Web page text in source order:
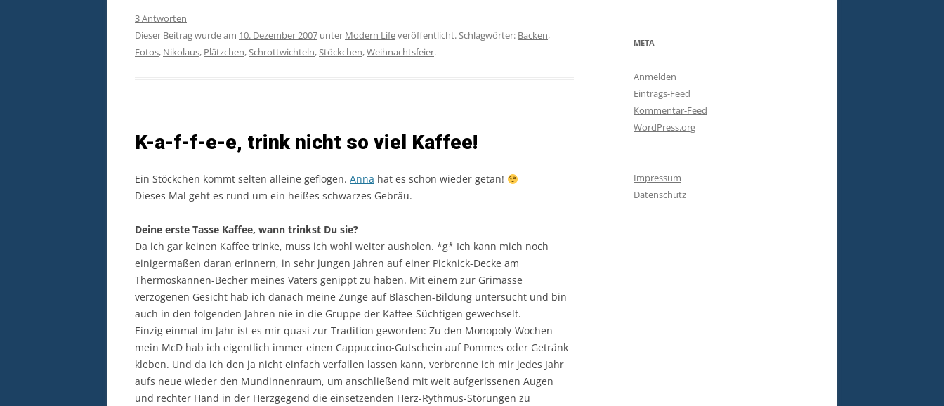
3 Antworten
Dieser Beitrag wurde am 10. Dezember 2007 unter Modern Lifeveröffentlicht. Schlagwörter: Backen,
Fotos, Nikolaus, Plätzchen,Schrottwichteln,Stöckchen,Weihnachtsfeier.
K-a-f-f-e-e, trink nicht so viel Kaffee!
Ein Stöckchen kommt selten alleine geflogen. Anna hat es schon wieder getan!
Dieses Mal geht es rund um ein heißes schwarzes Gebräu.
Deine erste Tasse Kaffee, wann trinkst Du sie?
Da ich gar keinen Kaffee trinke, muss ich wohl weiter ausholen. *g* Ich kann mich noch
einigermaßen daran erinnern, in sehr jungen Jahren auf einer Picknick-Decke am
Thermoskannen-Becher meines Vaters genippt zu haben. Mit einem zur Grimasse
verzogenen Gesicht hab ich danach meine Zunge auf Bläschen-Bildung untersucht und bin
auch in den folgenden Jahren nie in die Gruppe der Kaffee-Süchtigen gewechselt.
Einzig einmal im Jahr ist es mir quasi zur Tradition geworden: Zu den Monopoly-Wochen
mein McD hab ich eigentlich immer einen Cappuccino-Gutschein auf Pommes oder Getränk
kleben. Und da ich den ja nicht einfach verfallen lassen kann, verbrenne ich mir jedes Jahr
aufs neue wieder den Mundinnenraum, um anschließend mit weit aufgerissenen Augen
und rechter Hand in der Herzgegend die einsetzenden Herz-Rythmus-Störungen zu
META
Anmelden
Eintrags-Feed
Kommentar-Feed
WordPress.org
Impressum
Datenschutz